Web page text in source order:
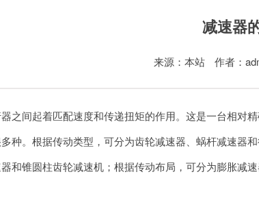
减速器
来源：本站 作者：
之间起着匹配速度和传递扭矩的作用。这是一台相
种。根据传动类型，可分为齿轮减速器、蜗杆减速
和锥圆柱齿轮减速机；根据传动布局，可分为膨胀减速